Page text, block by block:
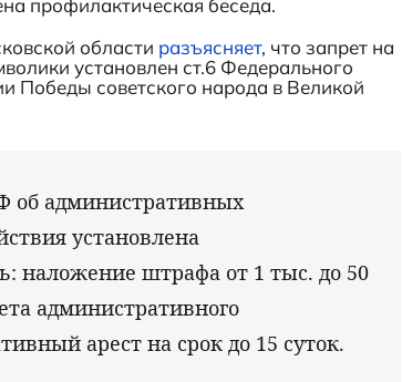
профилактическая беседа.
области разъясняет, что запрет на
установлен ст.6 Федерального
Победы советского народа в Великой
об административных
установлена
наложение штрафа от 1 тыс. до 50
административного
арест на срок до 15 суток.